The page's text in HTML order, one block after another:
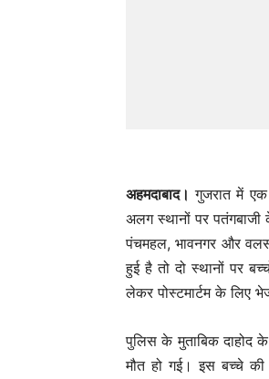
अहमदाबाद। गुजरात में
अलग स्थानों पर पतंगबाजी
पंचमहल, भावनगर और
हुई है तो दो स्थानों पर
लेकर पोस्टमार्टम के लिए
पुलिस के मुताबिक दाहोद
मौत हो गई। इस बच्चे